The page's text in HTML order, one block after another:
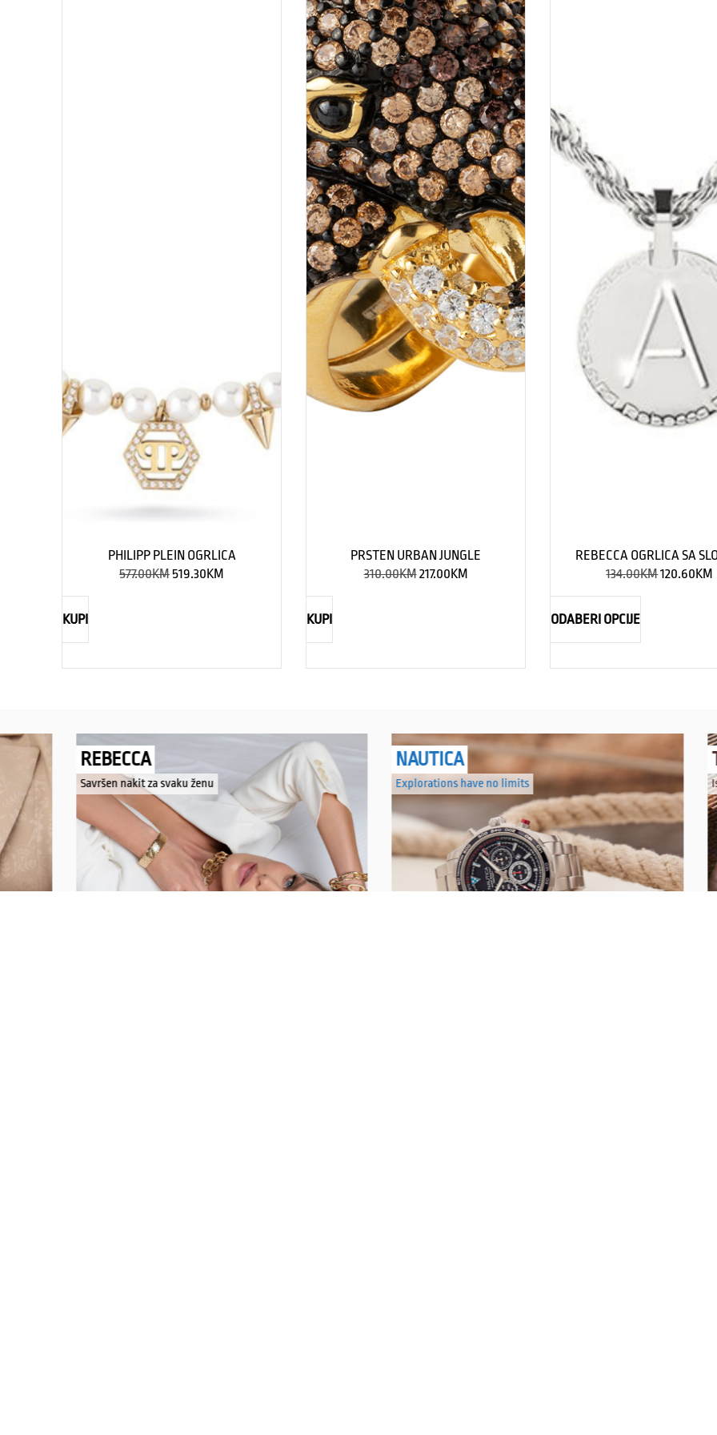
PHILIPP PLEIN OGRLICA
577.00KM519.30KM
KUPI
PRSTEN URBAN JUNGLE
310.00KM217.00KM
KUPI
REBECCA OGRLICA SA
134.00KM120.60KM
ODABERI OPCIJE
REBECCA
Savršen nakit za svaku ženu
NAUTICA
Explorations have no limits